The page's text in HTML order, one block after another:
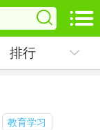
排行
教育学习